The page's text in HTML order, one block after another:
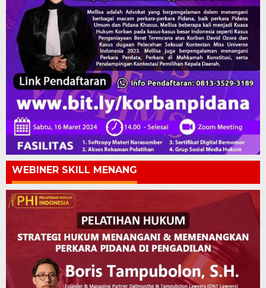
WEBINER SKILL MENANG